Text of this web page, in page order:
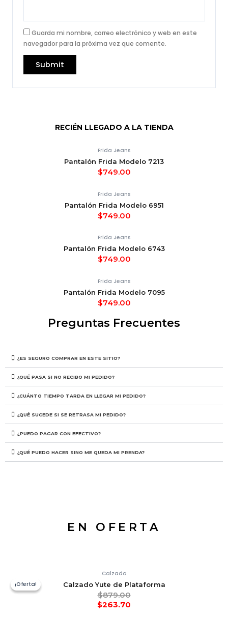
Guarda mi nombre, correo electrónico y web en este
navegador para la próxima vez que comente.
RECIÉN LLEGADO A LA TIENDA
Frida Jeans
Pantalón Frida Modelo 7213
$749.00
Frida Jeans
Pantalón Frida Modelo 6951
$749.00
Frida Jeans
Pantalón Frida Modelo 6743
$749.00
Frida Jeans
Pantalón Frida Modelo 7095
$749.00
Preguntas Frecuentes
¿ES SEGURO COMPRAR EN ESTE SITIO?
¿QUÉ PASA SI NO RECIBO MI PEDIDO?
¿CUÁNTO TIEMPO TARDA EN LLEGAR MI PEDIDO?
¿QUÉ SUCEDE SI SE RETRASA MI PEDIDO?
¿PUEDO PAGAR CON EFECTIVO?
¿QUÉ PUEDO HACER SINO ME QUEDA MI PRENDA?
EN OFERTA
¡Oferta!
¡Oferta!
Calzado
Calzado Yute de Plataforma
$879.00
$263.70